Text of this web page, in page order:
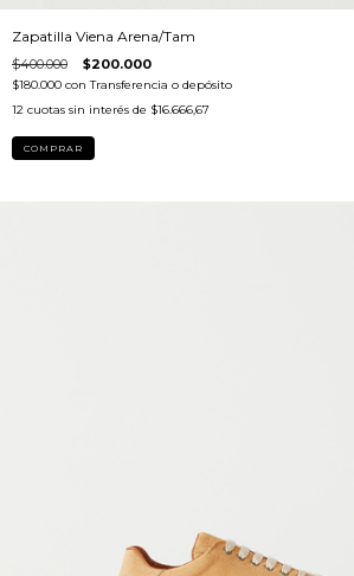
Zapatilla Viena Arena/Tam
$400.000 $200.000
$180.000 con Transferencia o depósito
12 cuotas sin interés de $16.666,67
COMPRAR